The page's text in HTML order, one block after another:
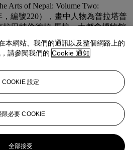
Arts of Nepal: Volume Two:
，編號220），畫中人物為普拉塔普
巴特倫德拉·馬拉。大都會博物館
同樣藏於大都會博物館的一尊跪姿
），据信代表巴拉瑪伊夫人。
，與克里希納瓦提的動感形象形成
視角——在當時，肖像不僅為個人或
會地位、身份及宮廷生活。
馬拉雅及東南亞藝術
本網站、我們的通訊以及整個網路上的
請參閱我們的 Cookie 通知
COOKIE 設定
限必要 COOKIE
全部接受